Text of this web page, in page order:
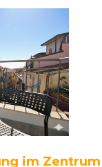
im Zentrum